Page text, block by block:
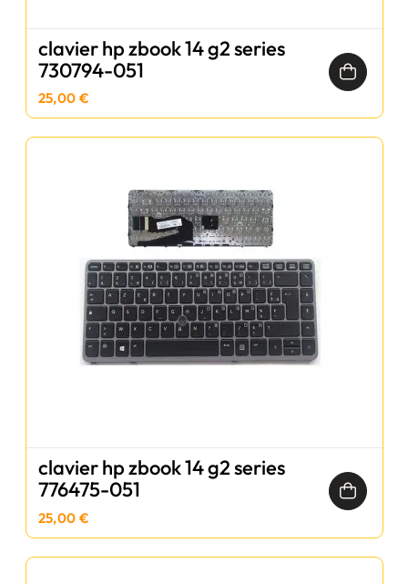
clavier hp zbook 14 g2 series
730794-051
25,00 €
clavier hp zbook 14 g2 series
776475-051
25,00 €